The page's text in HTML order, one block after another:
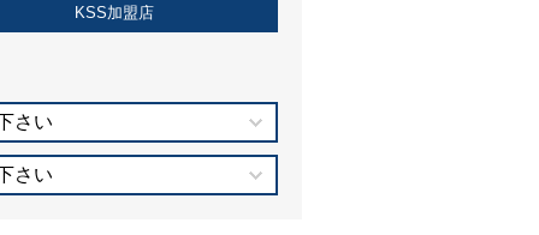
KSS加盟店
さい
さい